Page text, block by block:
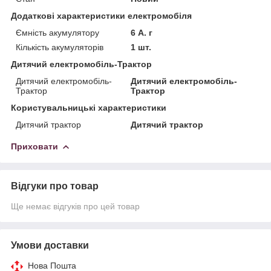
Додаткові характеристики електромобіля
Ємність акумулятору
6 А. г
Кількість акумуляторів
1 шт.
Дитячий електромобіль-Трактор
Дитячий електромобіль-
Трактор
Дитячий електромобіль-
Трактор
Користувальницькі характеристики
Дитячий трактор
Дитячий трактор
Приховати
Відгуки про товар
Ще немає відгуків про цей товар
Умови доставки
Нова Пошта